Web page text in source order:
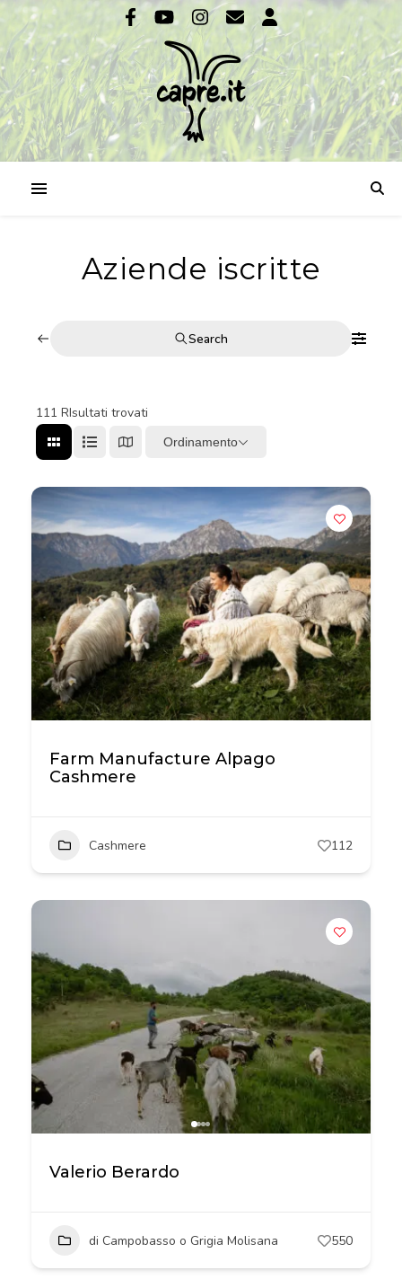
Aziende iscritte
Search
111 RIsultati trovati
Ordinamento
Farm Manufacture Alpago
Cashmere
Cashmere 112
Valerio Berardo
di Campobasso o Grigia Molisana 550